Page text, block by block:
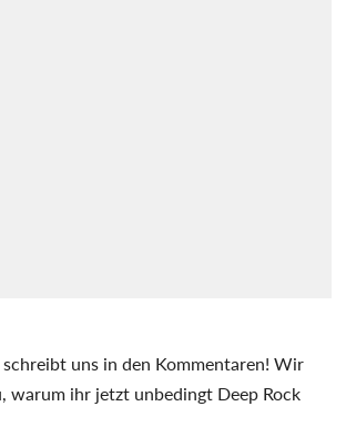
uns in den Kommentaren! Wir
warum ihr jetzt unbedingt Deep Rock